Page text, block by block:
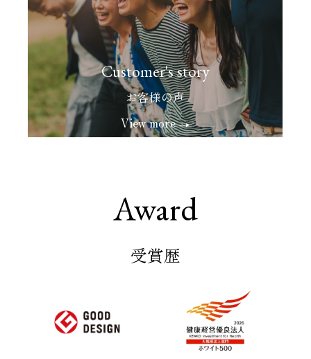
Customer's story
お客様の声
View more
Award
受賞歴